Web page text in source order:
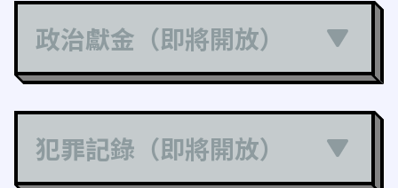
政治獻金（即將開放）
犯罪記錄（即將開放）